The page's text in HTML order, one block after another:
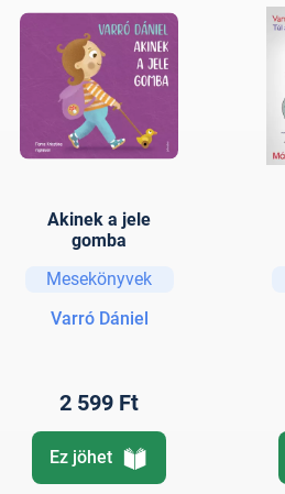
Akinek a jele
gomba
Mesekönyvek
Varró Dániel
2 599 Ft
Ez jöhet